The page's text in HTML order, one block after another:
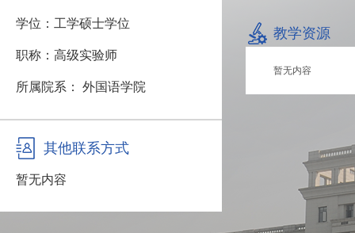
学位：工学硕士学位
职称：高级实验师
所属院系： 外国语学院
其他联系方式
暂无内容
教学资源
暂无内容